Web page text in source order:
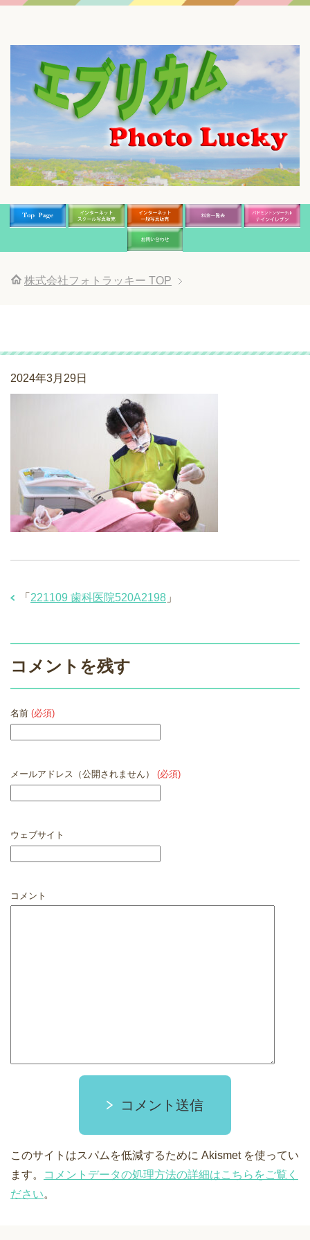
株式会社フォトラッキー TOP
2024年3月29日
「 221109 歯科医院520A2198 」
コメントを残す
名前 (必須)
メールアドレス（公開されません） (必須)
ウェブサイト
コメント
コメント送信
このサイトはスパムを低減するために Akismet を使ってい
ます。
コメントデータの処理方法の詳細はこちらをご覧く
ださい。